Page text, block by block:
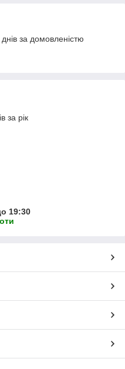
за домовленістю
за рік
19:30